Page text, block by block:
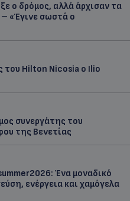
ο δρόμος, αλλά άρχισαν τα
«Έγινε σωστά ο
του Hilton Nicosia ο Ilio
συνεργάτης του
της Βενετίας
Ένα μοναδικό
ενέργεια και χαμόγελα